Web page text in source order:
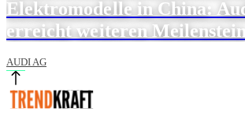
Elektromodelle in China:
erreicht weiteren
AUDI AG